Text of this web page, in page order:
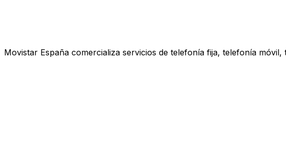
Movistar España comercializa servicios de telefonía fija, telefonía